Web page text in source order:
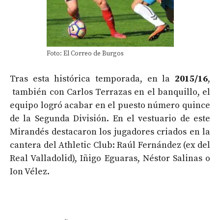
Foto: El Correo de Burgos
Tras esta histórica temporada, en la 2015/16,
también con Carlos Terrazas en el banquillo, el
equipo logró acabar en el puesto número quince
de la Segunda División. En el vestuario de este
Mirandés destacaron los jugadores criados en la
cantera del Athletic Club: Raúl Fernández (ex del
Real Valladolid), Iñigo Eguaras, Néstor Salinas o
Ion Vélez.